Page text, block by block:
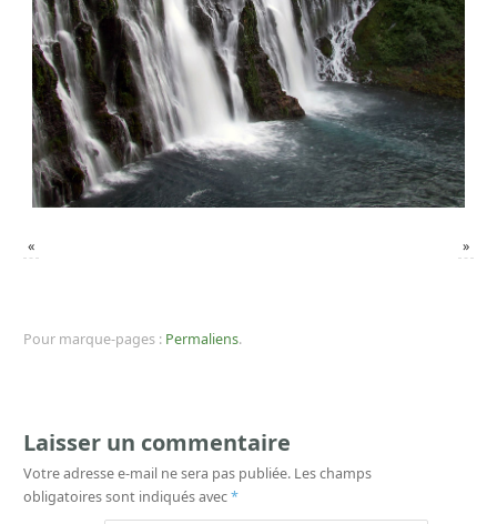
« »
Pour marque-pages : Permaliens.
Laisser un commentaire
Votre adresse e-mail ne sera pas publiée. Les champs
obligatoires sont indiqués avec*